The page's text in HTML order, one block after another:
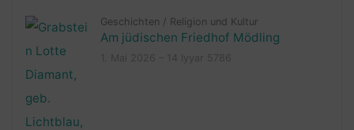
Geschichten / Religion und Kultur
Am jüdischen Friedhof Mödling